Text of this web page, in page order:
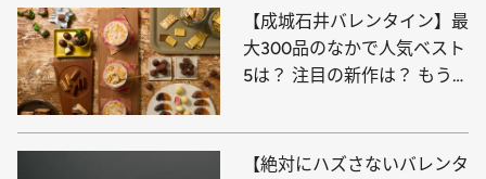
【成城石井バレンタイン】最
大300品のなかで人気ベスト
5は？ 注目の新作は？ もう
【絶対にハズさないバレンタ